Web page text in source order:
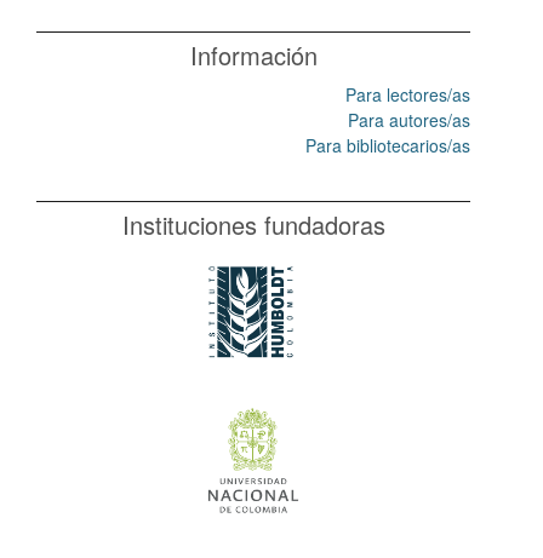
Información
Para lectores/as
Para autores/as
Para bibliotecarios/as
Instituciones fundadoras